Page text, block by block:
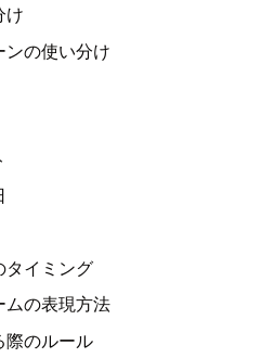
け
ンの使い分け
タイミング
の表現方法
際のルール